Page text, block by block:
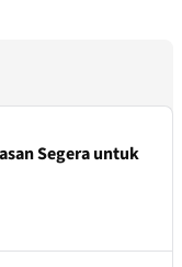
Segera untuk